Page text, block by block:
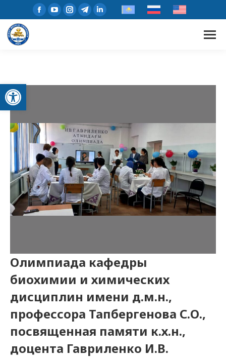
Открыть панель инструментов
Олимпиада кафедры
биохимии и химических
дисциплин имени д.м.н.,
профессора Тапбергенова С.О.,
посвященная памяти к.х.н.,
доцента Гавриленко И.В.